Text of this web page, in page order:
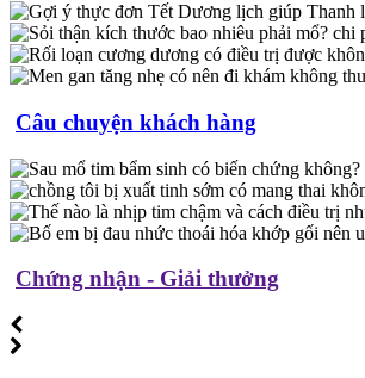
Câu chuyện khách hàng
Chứng nhận - Giải thưởng